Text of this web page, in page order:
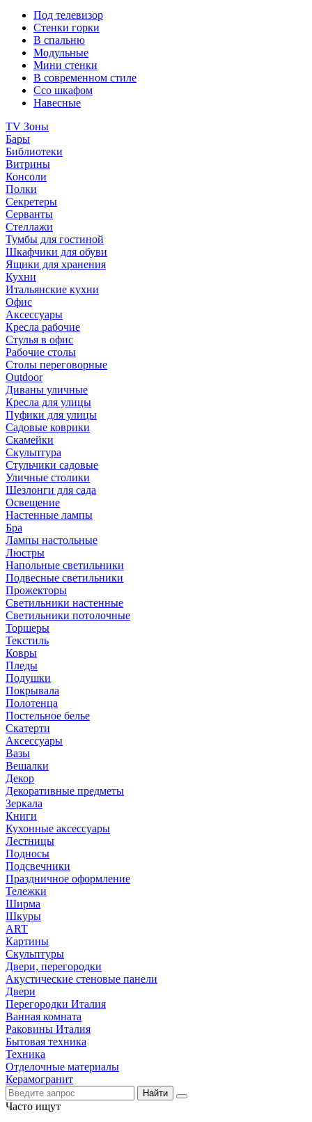
Под телевизор
Стенки горки
В спальню
Модульные
Мини стенки
В современном стиле
Ссо шкафом
Навесные
TV Зоны
Бары
Библиотеки
Витрины
Консоли
Полки
Секретеры
Серванты
Стеллажи
Тумбы для гостиной
Шкафчики для обуви
Ящики для хранения
Кухни
Итальянские кухни
Офис
Аксессуары
Кресла рабочие
Стулья в офис
Рабочие столы
Столы переговорные
Outdoor
Диваны уличные
Кресла для улицы
Пуфики для улицы
Садовые коврики
Скамейки
Скульптура
Стульчики садовые
Уличные столики
Шезлонги для сада
Освещение
Hастенные лампы
Бра
Лампы настольные
Люстры
Напольные светильники
Подвесные светильники
Прожекторы
Светильники настенные
Светильники потолочные
Торшеры
Текстиль
Ковры
Пледы
Подушки
Покрывала
Полотенца
Постельное белье
Скатерти
Аксессуары
Вазы
Вешалки
Декор
Декоративные предметы
Зеркала
Книги
Кухонные аксессуары
Лестницы
Подносы
Подсвечники
Праздничное оформление
Тележки
Ширма
Шкуры
ART
Картины
Скульптуры
Двери, перегородки
Акустические стеновые панели
Двери
Перегородки Италия
Ванная комната
Раковины Италия
Бытовая техника
Техника
Отделочные материалы
Керамогранит
Найти
Часто ищут